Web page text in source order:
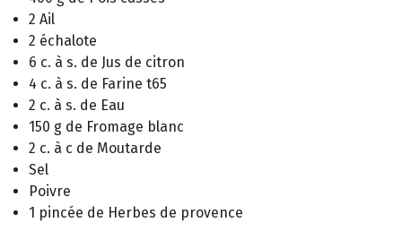
2 Ail
2 échalote
6 c. à s. de Jus de citron
4 c. à s. de Farine t65
2 c. à s. de Eau
150 g de Fromage blanc
2 c. à c de Moutarde
Sel
Poivre
1 pincée de Herbes de provence